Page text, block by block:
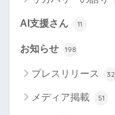
AI支援さん 11
お知らせ 198
プレスリリース 32
メディア掲載 51